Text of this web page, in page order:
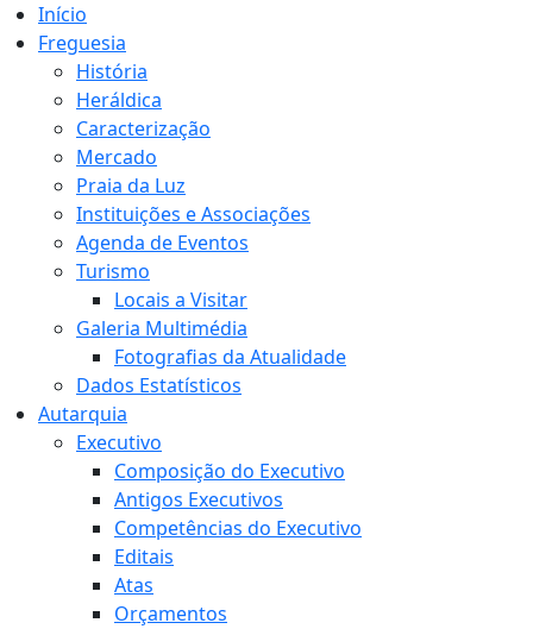
Início
Freguesia
História
Heráldica
Caracterização
Mercado
Praia da Luz
Instituições e Associações
Agenda de Eventos
Turismo
Locais a Visitar
Galeria Multimédia
Fotografias da Atualidade
Dados Estatísticos
Autarquia
Executivo
Composição do Executivo
Antigos Executivos
Competências do Executivo
Editais
Atas
Orçamentos